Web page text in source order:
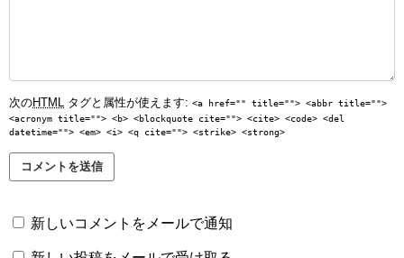
次のHTML タグと属性が使えます: <a href="" title=""> <abbr title="">
<acronym title=""> <b> <blockquote cite=""> <cite> <code> <del
datetime=""> <em> <i> <q cite=""> <strike> <strong>
新しいコメントをメールで通知